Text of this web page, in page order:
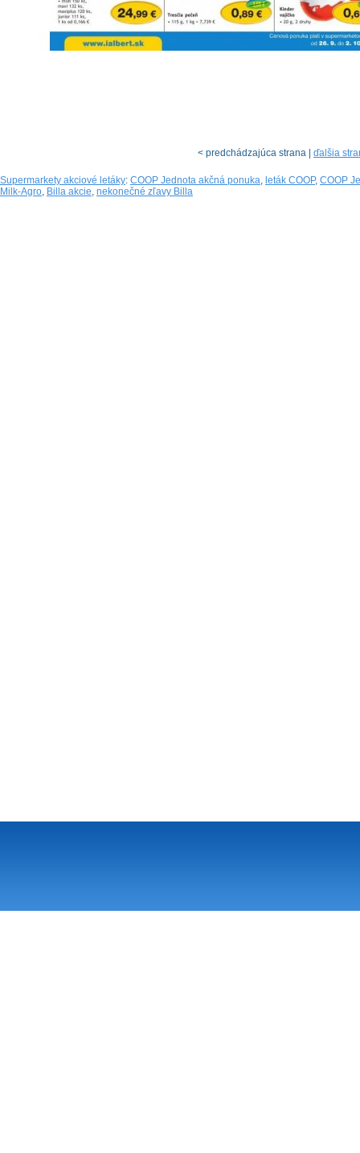
< predchádzajúca strana | ďalšia
Supermarkety akciové letáky: COOP Jednota akčná ponuka, leták COOP, COOP
Milk-Agro, Billa akcie, nekonečné zľavy Billa